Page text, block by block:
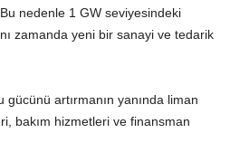
nedenle 1 GW seviyesindeki
zamanda yeni bir sanayi ve tedarik
artırmanın yanında liman
bakım hizmetleri ve finansman